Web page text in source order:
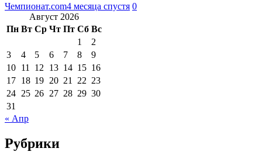
Чемпионат.com4 месяца спустя 0
Август 2026
Пн Вт Ср Чт Пт Сб Вс
1
2
3
4 5 6 7 8
9
10 11 12 13 14 15 16
17 18 19 20 21 22 23
24 25 26 27 28 29 30
31
« Апр
Рубрики